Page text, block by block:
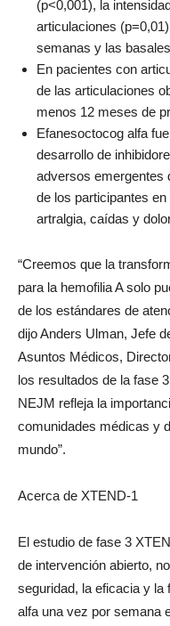
(p<0,001), la
articulaciones
semanas y las
En pacientes con
de las articulaciones
menos 12 meses de
Efanesoctocog alfa
desarrollo de
adversos emergentes
de los participantes
artralgia, caídas y
“Creemos que la
para la hemofilia A solo
de los estándares de
dijoAnders Ulman, Jefe
Asuntos Médicos,
los resultados de la fase
NEJM refleja la
comunidades médicas y
mundo”.
Acerca de XTEND-1
El estudio de fase 3
de intervención abierto,
seguridad, la eficacia y
alfa una vez por semana